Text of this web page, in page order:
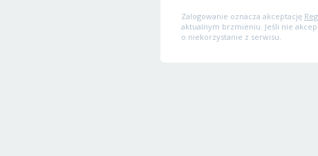
Zalogowanie oznacza akceptację
aktualnym brzmieniu. Jeśli nie
o niekorzystanie z serwisu.